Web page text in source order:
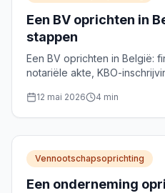
Een BV oprichten in
stappen
Een BV oprichten in België:
notariële akte, KBO-
stap.12 mai 2026 4 min
Vennootschapsoprichting
Een onderneming